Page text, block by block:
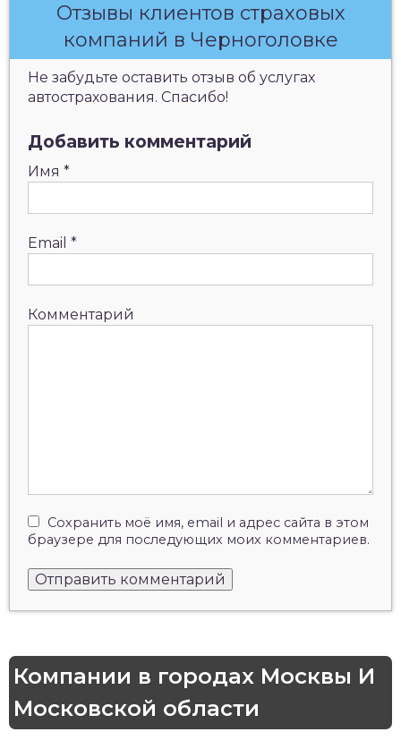
Отзывы клиентов страховых
компаний в Черноголовке
Не забудьте оставить отзыв об услугах
автострахования. Спасибо!
Добавить комментарий
Имя *
Email *
Комментарий
Сохранить моё имя, email и адрес сайта в этом
браузере для последующих моих комментариев.
Компании в городах Москвы И
Московской области